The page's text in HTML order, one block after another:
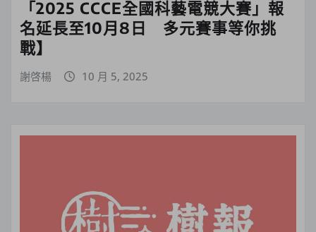
「2025 CCCE全國科藝電競大賽」報
名延長至10月8日 多元賽事等你挑
戰】
謝啓楊 10 月 5, 2025